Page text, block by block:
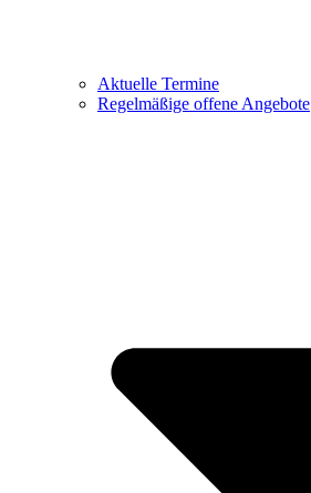
Aktuelle Termine
Regelmäßige offene Angebote